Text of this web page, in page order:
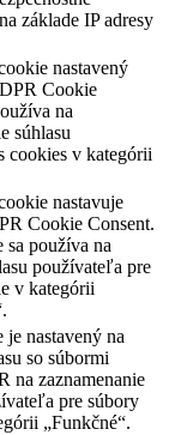
základe IP adresy
nastavený
Cookie
na
súhlasu
cookies v kategórii
nastavuje
Cookie Consent.
sa používa na
používateľa pre
v kategórii
je nastavený na
so súbormi
na zaznamenanie
pre súbory
„Funkčné“.